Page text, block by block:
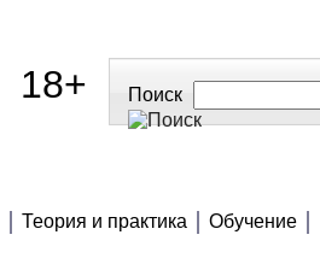
18+ Поиск
Теория и практика Обучение